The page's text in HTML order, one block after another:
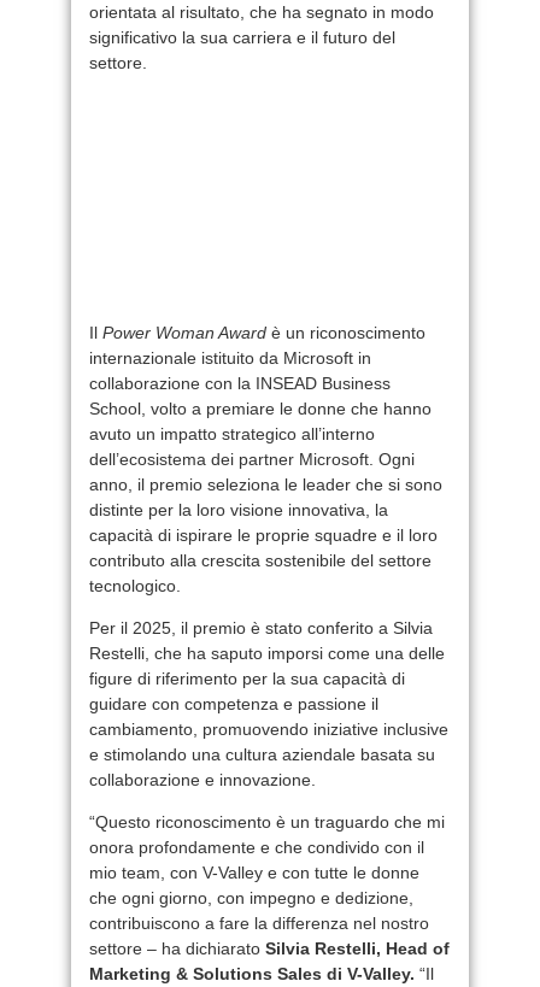
orientata al risultato, che ha segnato in modo
significativo la sua carriera e il futuro del
settore.
Il Power Woman Award è un riconoscimento
internazionale istituito da Microsoft in
collaborazione con la INSEAD Business
School, volto a premiare le donne che hanno
avuto un impatto strategico all’interno
dell’ecosistema dei partner Microsoft. Ogni
anno, il premio seleziona le leader che si sono
distinte per la loro visione innovativa, la
capacità di ispirare le proprie squadre e il loro
contributo alla crescita sostenibile del settore
tecnologico.
Per il 2025, il premio è stato conferito a Silvia
Restelli, che ha saputo imporsi come una delle
figure di riferimento per la sua capacità di
guidare con competenza e passione il
cambiamento, promuovendo iniziative inclusive
e stimolando una cultura aziendale basata su
collaborazione e innovazione.
“Questo riconoscimento è un traguardo che mi
onora profondamente e che condivido con il
mio team, con V-Valley e con tutte le donne
che ogni giorno, con impegno e dedizione,
contribuiscono a fare la differenza nel nostro
settore – ha dichiarato Silvia Restelli, Head of
Marketing & Solutions Sales di V-Valley. “Il